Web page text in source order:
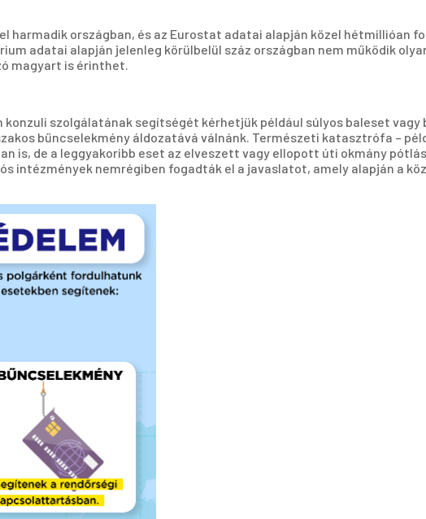
országban, és az Eurostat adatai alapján közel hétmillióan
adatai alapján jelenleg körülbelül száz országban nem működik
magyart is érinthet.
szolgálatának segítségét kérhetjük például súlyos baleset
bűncselekmény áldozatává válnánk. Természeti katasztrófa –
is, de a leggyakoribb eset az elveszett vagy ellopott úti okmány
intézmények nemrégiben fogadták el a javaslatot, amely alapján a